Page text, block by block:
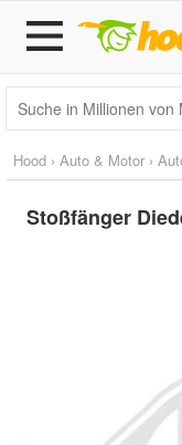
Hood › Auto & Motor ›
Stoßfänger